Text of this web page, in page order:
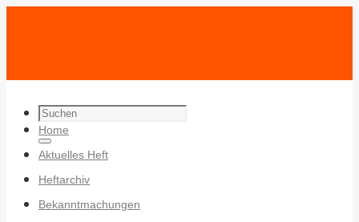
Search
for:
Search
Zum
Inhalt
springen
Home
Aktuelles Heft
Heftarchiv
Bekanntmachungen